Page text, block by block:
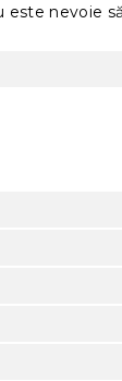
nevoie